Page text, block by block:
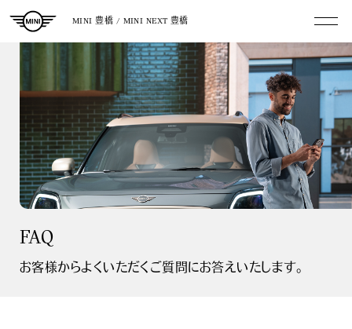
MINI 豊橋 / MINI NEXT 豊橋
FAQ
お客様からよくいただくご質問にお答えいたします。